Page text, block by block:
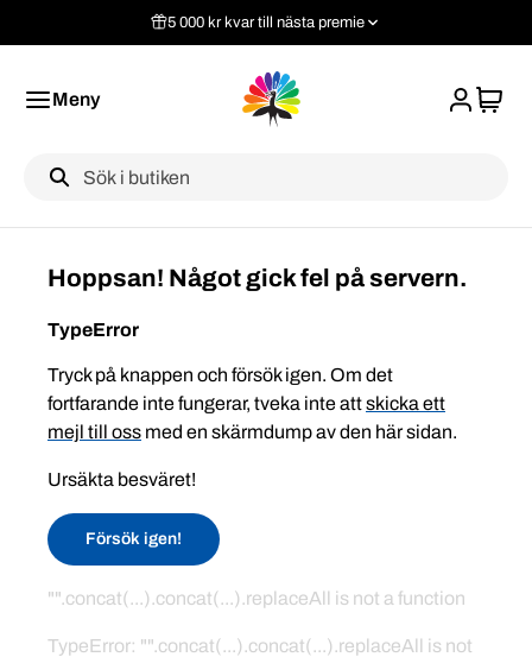
5 000 kr kvar till nästa premie
Meny
Label
Hoppsan! Något gick fel på servern.
TypeError
Tryck på knappen och försök igen. Om det
fortfarande inte fungerar, tveka inte attskicka ett
mejl till oss med en skärmdump av den här sidan.
Ursäkta besväret!
Försök igen!
"".concat(...).concat(...).replaceAll is not a function
TypeError: "".concat(...).concat(...).replaceAll is not